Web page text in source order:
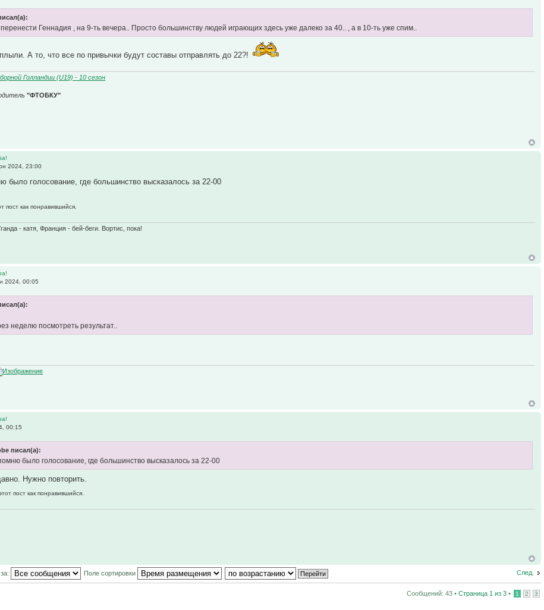
Геннадия , на 9-ть вечера.. Просто большинству людей играющих здесь уже далеко за 40.. , а в 10-ть уже спим..
А то, что все по привычки будут составы отправлять до 22?!
Голландии (U19) - 10 сезон
"ФТОБКУ"
2024, 23:00
было голосование, где большинство высказалось за 22-00
пост как понравившийся.
- катя, Франция - бей-беги. Вортис, пока!
2024, 00:05
неделю посмотреть результат..
00:15
писал(а):
было голосование, где большинство высказалось за 22-00
Нужно повторить.
пост как понравившийся.
След.
Поле сортировки
Сообщений: 43 • Страница 1 из 3 • 1 2 3